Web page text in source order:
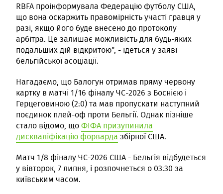
RBFA проінформувала Федерацію футболу США,
що вона оскаржить правомірність участі гравця у
разі, якщо його буде внесено до протоколу
арбітра. Це залишає можливість для будь-яких
подальших дій відкритою", - ідеться у заяві
бельгійської асоціації.
Нагадаємо, що Балогун отримав пряму червону
картку в матчі 1/16 фіналу ЧС-2026 з Боснією і
Герцеговиною (2:0) та мав пропускати наступний
поєдинок плей-оф проти Бельгії. Однак пізніше
стало відомо, щоФІФА призупинила
дискваліфікацію форварда збірної США.
Матч 1/8 фіналу ЧС-2026 США - Бельгія відбудеться
у вівторок, 7 липня, і розпочнеться о 03:30 за
київським часом.